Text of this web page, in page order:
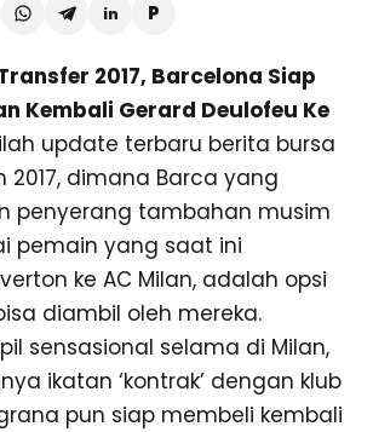
2017, Barcelona Siap
Kembali Gerard Deulofeu Ke
update terbaru berita bursa
dimana Barca yang
penyerang tambahan musim
pemain yang saat ini
ke AC Milan, adalah opsi
diambil oleh mereka.
sensasional selama di Milan,
ikatan ‘kontrak’ dengan klub
pun siap membeli kembali